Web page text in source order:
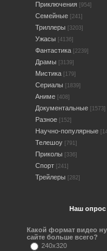
Приключения [954]
Семейные [241]
Триллеры [3203]
Ужасы [4136]
Фантастика [2239]
Драмы [3139]
Мистика [179]
Сериалы [1839]
Аниме [408]
Документальные [1573]
Разное [152]
Научно-популярные
Телешоу [791]
Приколы [336]
Спорт [241]
Трейлеры [282]
Наш опрос
Какой формат видео
сайте больше всего?
240x320